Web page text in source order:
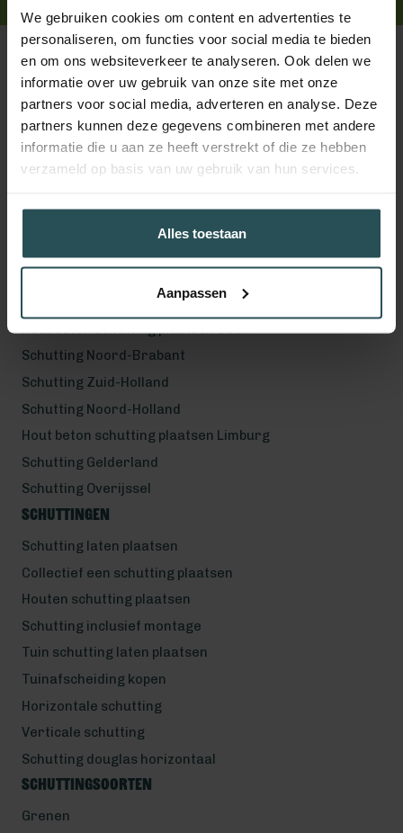
We gebruiken cookies om content en advertenties te
personaliseren, om functies voor social media te bieden
en om ons websiteverkeer te analyseren. Ook delen we
informatie over uw gebruik van onze site met onze
partners voor social media, adverteren en analyse. Deze
partners kunnen deze gegevens combineren met andere
informatie die u aan ze heeft verstrekt of die ze hebben
verzameld op basis van uw gebruik van hun services.
Alles toestaan
Aanpassen
Volg ons!
Hout beton schutting plaatsen Den Bosch
Hout beton schutting plaatsen Uden
Schutting Noord-Brabant
Schutting Zuid-Holland
Schutting Noord-Holland
Hout beton schutting plaatsen Limburg
Schutting Gelderland
Schutting Overijssel
Schuttingen
Schutting laten plaatsen
Collectief een schutting plaatsen
Houten schutting plaatsen
Schutting inclusief montage
Tuin schutting laten plaatsen
Tuinafscheiding kopen
Horizontale schutting
Verticale schutting
Schutting douglas horizontaal
Schuttingsoorten
Grenen